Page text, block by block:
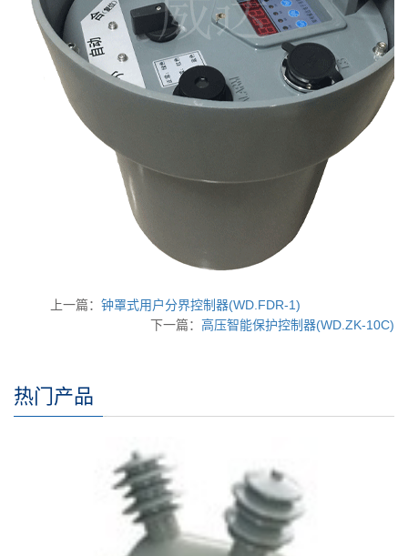
上一篇： 钟罩式用户分界控制器(WD.FDR-1)
下一篇： 高压智能保护控制器(WD.ZK-10C)
热门产品